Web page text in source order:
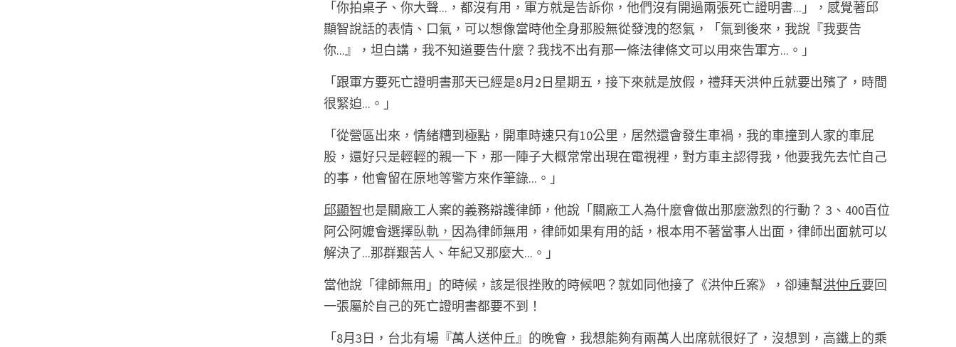
「你拍桌子、你大聲...，都沒有用，軍方就是告訴你，他們沒有開過兩張死亡證明書...」，感覺著邱
顯智說話的表情、口氣，可以想像當時他全身那股無從發洩的怒氣，「氣到後來，我說『我要告
你...』，坦白講，我不知道要告什麼？我找不出有那一條法律條文可以用來告軍方...。」
「跟軍方要死亡證明書那天已經是8月2日星期五，接下來就是放假，禮拜天洪仲丘就要出殯了，時間
很緊迫...。」
「從營區出來，情緒糟到極點，開車時速只有10公里，居然還會發生車禍，我的車撞到人家的車屁
股，還好只是輕輕的親一下，那一陣子大概常常出現在電視裡，對方車主認得我，他要我先去忙自己
的事，他會留在原地等警方來作筆錄...。」
邱顯智也是關廠工人案的義務辯護律師，他說「關廠工人為什麼會做出那麼激烈的行動？ 3、400百位
阿公阿嬤會選擇臥軌， 因為律師無用，律師如果有用的話，根本用不著當事人出面，律師出面就可以
解決了...那群艱苦人、年紀又那麼大...。」
當他說「律師無用」的時候，該是很挫敗的時候吧？就如同他接了《洪仲丘案》，卻連幫洪仲丘要回
一張屬於自己的死亡證明書都要不到！
「8月3日，台北有場『萬人送仲丘』的晚會，我想能夠有兩萬人出席就很好了，沒想到，高鐵上的乘